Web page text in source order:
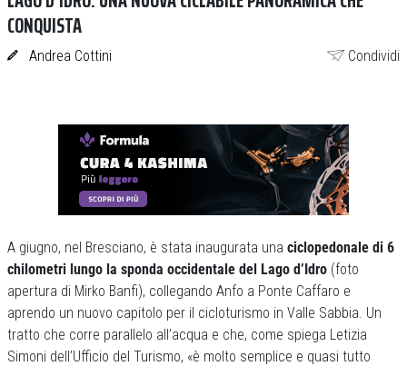
CONQUISTA
Andrea Cottini Condividi
A giugno, nel Bresciano, è stata inaugurata una ciclopedonale di 6
chilometri lungo la sponda occidentale del Lago d’Idro (foto
apertura di Mirko Banfi), collegando Anfo a Ponte Caffaro e
aprendo un nuovo capitolo per il cicloturismo in Valle Sabbia. Un
tratto che corre parallelo all’acqua e che, come spiega Letizia
Simoni dell’Ufficio del Turismo, «è molto semplice e quasi tutto